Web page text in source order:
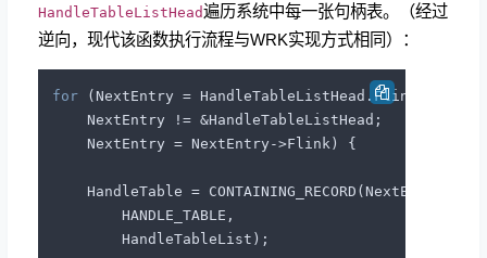
HandleTableListHead遍历系统中每一张句柄表。（经过
逆向，现代该函数执行流程与WRK实现方式相同）：
for (NextEntry = HandleTableListHead.Flink;
    NextEntry != &HandleTableListHead;
    NextEntry = NextEntry->Flink) {
    HandleTable = CONTAINING_RECORD(NextEntry,
        HANDLE_TABLE,
        HandleTableList);